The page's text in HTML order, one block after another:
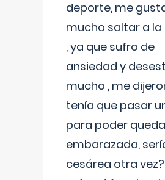
deporte, me
mucho saltar a
, ya que sufro de
ansiedad y
mucho , me
tenía que pasar
para poder
embarazada,
cesárea otra